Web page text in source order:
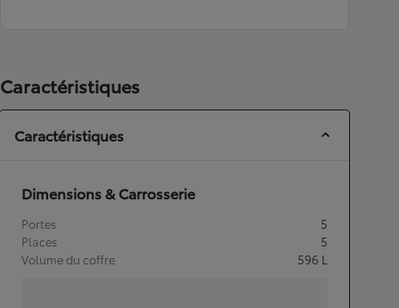
Caractéristiques
Caractéristiques
Dimensions & Carrosserie
Portes
5
Places
5
Volume du coffre
596 L